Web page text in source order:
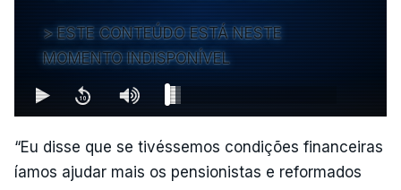
ESTE CONTEÚDO ESTÁ NESTE
MOMENTO INDISPONÍVEL
“Eu disse que se tivéssemos condições financeiras
íamos ajudar mais os pensionistas e reformados